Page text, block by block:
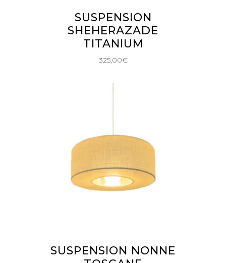
AJOUTER AU PANIER
SUSPENSION
SHEHERAZADE
TITANIUM
325,00€
AJOUTER AU PANIER
SUSPENSION NONNE